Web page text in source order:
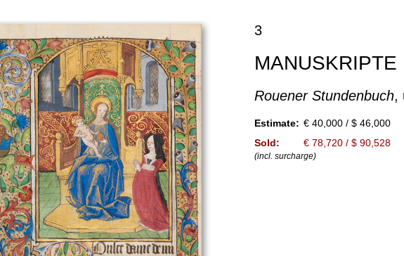
3
MANUSKRIPTE
Rouener Stundenbuch,
Estimate: € 40,000 / $ 46,000
Sold:
€ 78,720 / $ 90,528
(incl. surcharge)